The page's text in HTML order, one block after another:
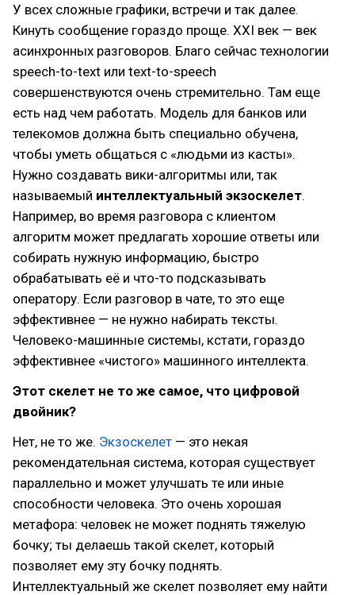
У всех сложные графики, встречи и так далее.
Кинуть сообщение гораздо проще. XXI век — век
асинхронных разговоров. Благо сейчас технологии
speech-to-text или text-to-speech
совершенствуются очень стремительно. Там еще
есть над чем работать. Модель для банков или
телекомов должна быть специально обучена,
чтобы уметь общаться с «людьми из касты».
Нужно создавать вики-алгоритмы или, так
называемый интеллектуальный экзоскелет.
Например, во время разговора с клиентом
алгоритм может предлагать хорошие ответы или
собирать нужную информацию, быстро
обрабатывать её и что-то подсказывать
оператору. Если разговор в чате, то это еще
эффективнее — не нужно набирать тексты.
Человеко-машинные системы, кстати, гораздо
эффективнее «чистого» машинного интеллекта.
Этот скелет не то же самое, что цифровой
двойник?
Нет, не то же. Экзоскелет — это некая
рекомендательная система, которая существует
параллельно и может улучшать те или иные
способности человека. Это очень хорошая
метафора: человек не может поднять тяжелую
бочку; ты делаешь такой скелет, который
позволяет ему эту бочку поднять.
Интеллектуальный же скелет позволяет ему найти